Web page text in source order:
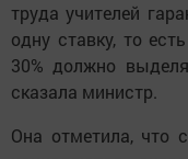
труда учителей
одну ставку, то
30% должно
сказала министр.
Она отметила, что